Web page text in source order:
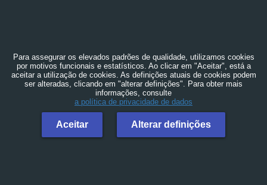
Para assegurar os elevados padrões de qualidade, utilizamos cookies
por motivos funcionais e estatísticos. Ao clicar em "Aceitar", está a
aceitar a utilização de cookies. As definições atuais de cookies podem
ser alteradas, clicando em "alterar definições". Para obter mais
informações, consulte
a política de privacidade de dados
Aceitar Alterar definições